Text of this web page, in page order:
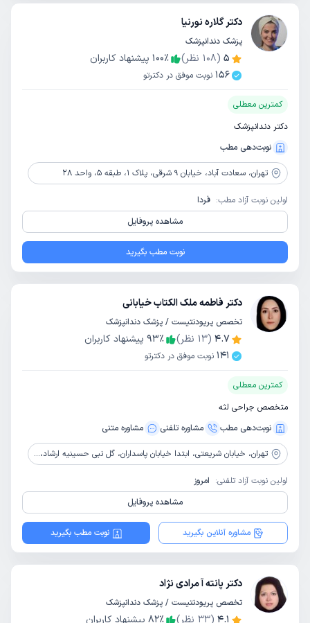
دکتر گلاره نورنیا
پزشک دندانپزشک
5
(
108 نظر) 100٪
پیشنهاد کاربران
156 نوبت موفق در دکترتو
کمترین معطلی
دکتر دندانپزشک
نوبت‌دهی مطب
تهران، سعادت آباد، خیابان 9 شرقی، پلاک 1، طبقه 5، واحد 28
اولین نوبت آزاد مطب: فردا
مشاهده پروفایل
نوبت مطب بگیرید
دکتر فاطمه ملک الکتاب خیابانی
تخصص پریودنتیست / پزشک دندانپزشک
4.7
(
13 نظر) 93٪
پیشنهاد کاربران
141 نوبت موفق در دکترتو
کمترین معطلی
متخصص جراحی لثه
نوبت‌دهی مطب
مشاوره‌ تلفنی مشاوره‌ متنی
تهران، خیابان شریعتی، ابتدا خیابان پاسداران، گل نبی حسینیه ارشاد، ساختمان ارکیده، طبقه2، واحد8
اولین نوبت آزاد تلفنی: امروز
مشاهده پروفایل
مشاوره آنلاین بگیرید نوبت مطب بگیرید
دکتر پانته آ مرادی نژاد
تخصص پریودنتیست / پزشک دندانپزشک
4.1
(
33 نظر) 82٪ پیشنهاد کاربران